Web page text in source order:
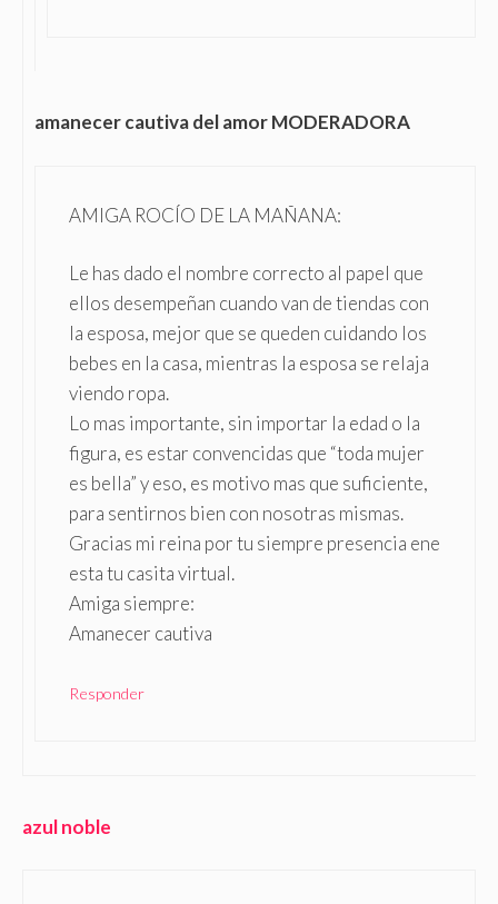
amanecer cautiva del amor MODERADORA
AMIGA ROCÍO DE LA MAÑANA:
Le has dado el nombre correcto al papel que
ellos desempeñan cuando van de tiendas con
la esposa, mejor que se queden cuidando los
bebes en la casa, mientras la esposa se relaja
viendo ropa.
Lo mas importante, sin importar la edad o la
figura, es estar convencidas que “toda mujer
es bella” y eso, es motivo mas que suficiente,
para sentirnos bien con nosotras mismas.
Gracias mi reina por tu siempre presencia ene
esta tu casita virtual.
Amiga siempre:
Amanecer cautiva
Responder
azul noble